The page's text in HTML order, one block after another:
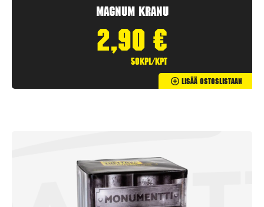
Magnum Kranu
2,90 €
50kpl/kpt
Lisää Ostoslistaan